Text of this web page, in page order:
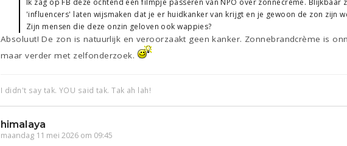
Ik zag op FB deze ochtend een filmpje passeren van NPO over zonnecrème.
'influencers' laten wijsmaken dat je er huidkanker van krijgt en je gewoon de zon zijn
Zijn mensen die deze onzin geloven ook wappies?
Absoluut! De zon is natuurlijk en veroorzaakt geen kanker. Zonnebrandcrème is
maar verder met zelfonderzoek.
I didn't say tak. YOU said tak. Tak ah lah!
himalaya
maandag 11 mei 2026 om 09:45